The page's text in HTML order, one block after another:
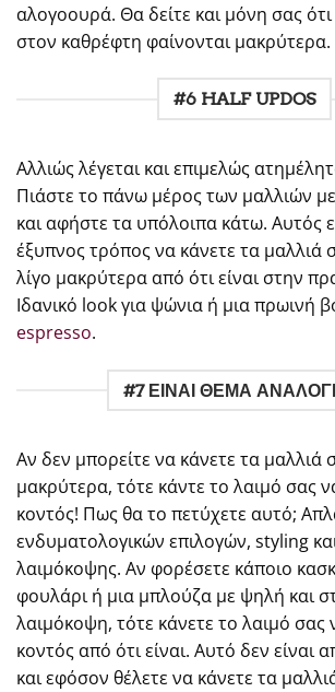
αλογοουρά. Θα δείτε και μόνη σας
στον καθρέφτη φαίνονται μακρύτερα.
#6 HALF UPDOS
Αλλιώς λέγεται και επιμελώς
Πιάστε το πάνω μέρος των μαλλιών
και αφήστε τα υπόλοιπα κάτω. Αυτός
έξυπνος τρόπος να κάνετε τα μαλλιά
λίγο μακρύτερα από ότι είναι στην
Ιδανικό look για ψώνια ή μια πρωινή
espresso.
#7 ΕΙΝΑΙ ΘΕΜΑ
Αν δεν μπορείτε να κάνετε τα μαλλιά
μακρύτερα, τότε κάντε το λαιμό σας
κοντός! Πως θα το πετύχετε αυτό;
ενδυματολογικών επιλογών, styling
λαιμόκοψης. Αν φορέσετε κάποιο
φουλάρι ή μια μπλούζα με ψηλή και
λαιμόκοψη, τότε κάνετε το λαιμό σας
κοντός από ότι είναι. Αυτό δεν είναι
και εφόσον θέλετε να κάνετε τα